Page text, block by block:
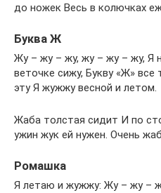
до ножек Весь в колючках
Буква Ж
Жу – жу – жу, жу – жу – жу, Я
веточке сижу, Букву «Ж» все
эту Я жужжу весной и летом.
Жаба толстая сидит И по
ужин жук ей нужен. Очень
Ромашка
Я летаю и жужжу: Жу – жу –